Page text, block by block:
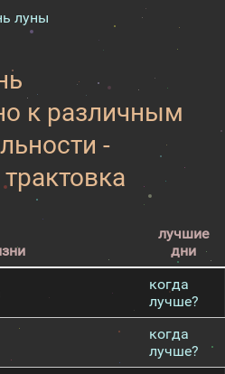
луны
к различным
-
лучшие
дни
когда
лучше?
когда
лучше?